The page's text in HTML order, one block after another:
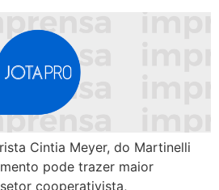
Cintia Meyer, do Martinelli
pode trazer maior
cooperativista,